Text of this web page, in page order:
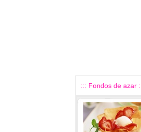
::: Fondos de azar